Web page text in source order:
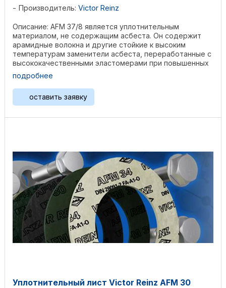
Производитель: Victor Reinz
Описание: AFM 37/8 является уплотнительным
материалом, не содержащим асбеста. Он содержит
арамидные волокна и другие стойкие к высоким
температурам заменители асбеста, переработанные с
высококачественными эластомерами при повышенных
давлении и ...
подробнее
оставить заявку
Уплотнительный лист Victor Reinz AFM 30